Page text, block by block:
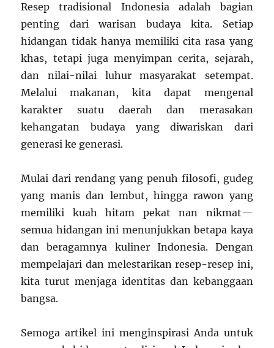
Resep tradisional Indonesia adalah bagian
penting dari warisan budaya kita. Setiap
hidangan tidak hanya memiliki cita rasa yang
khas, tetapi juga menyimpan cerita, sejarah,
dan nilai-nilai luhur masyarakat setempat.
Melalui makanan, kita dapat mengenal
karakter suatu daerah dan merasakan
kehangatan budaya yang diwariskan dari
generasi ke generasi.
Mulai dari rendang yang penuh filosofi, gudeg
yang manis dan lembut, hingga rawon yang
memiliki kuah hitam pekat nan nikmat—
semua hidangan ini menunjukkan betapa kaya
dan beragamnya kuliner Indonesia. Dengan
mempelajari dan melestarikan resep-resep ini,
kita turut menjaga identitas dan kebanggaan
bangsa.
Semoga artikel ini menginspirasi Anda untuk